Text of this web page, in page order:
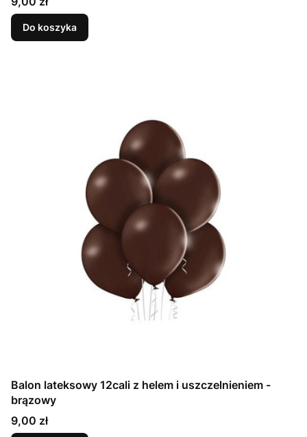
Do koszyka
Balon lateksowy 12cali z helem i uszczelnieniem -
brązowy
Cena
9,00 zł